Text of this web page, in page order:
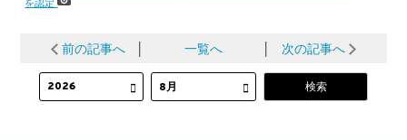
前の記事へ 一覧へ 次の記事へ